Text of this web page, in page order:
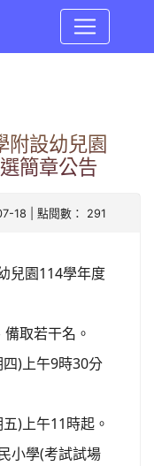
附設幼兒園
簡章公告
18 | 點閱數： 291
兒園 114學年度
備取若干名。
四) 上午9時30分
五) 上午11 時起。
小學(考試試場